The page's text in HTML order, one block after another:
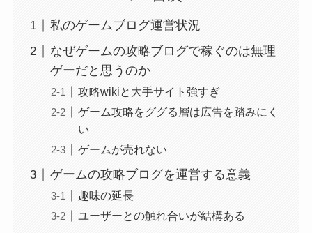
私のゲームブログ運営状況
なぜゲームの攻略ブログで稼ぐのは無理
ゲーだと思うのか
攻略wikiと大手サイト強すぎ
ゲーム攻略をググる層は広告を踏みにく
い
ゲームが売れない
ゲームの攻略ブログを運営する意義
趣味の延長
ユーザーとの触れ合いが結構ある